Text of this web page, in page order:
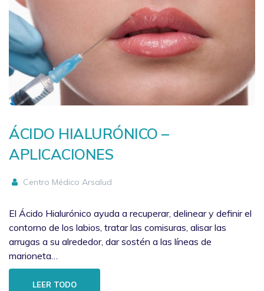
ÁCIDO HIALURÓNICO –
APLICACIONES
Centro Médico Arsalud
El Ácido Hialurónico ayuda a recuperar, delinear y definir el
contorno de los labios, tratar las comisuras, alisar las
arrugas a su alrededor, dar sostén a las líneas de
marioneta…
LEER TODO